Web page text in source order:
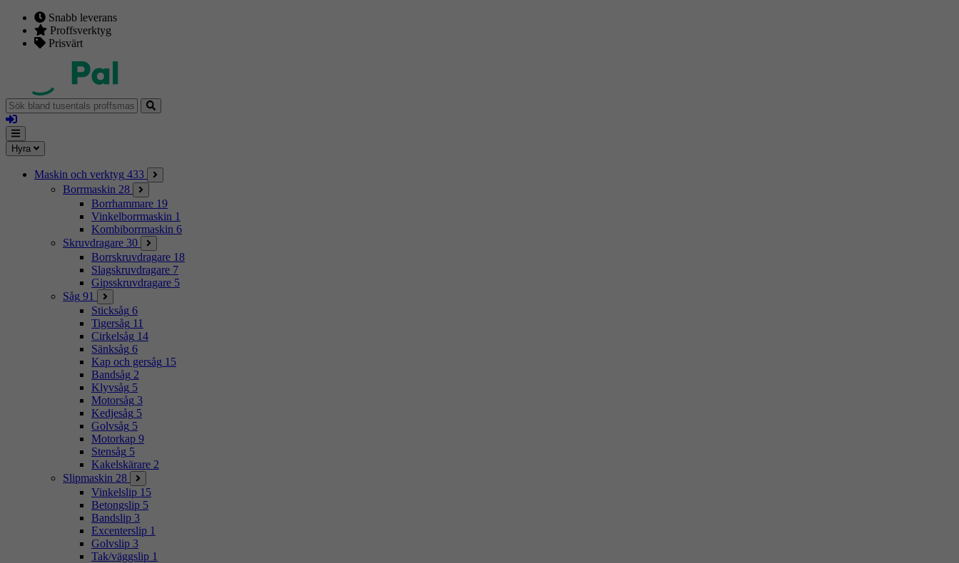
Snabb leverans
Proffsverktyg
Prisvärt
Sök
bland
tusentals
proffsmaskiner
Logga
in
Mina
sidor
Meny
Hyra
Maskin och verktyg 433
Borrmaskin 28
Borrhammare 19
Vinkelborrmaskin 1
Kombiborrmaskin 6
Skruvdragare 30
Borrskruvdragare 18
Slagskruvdragare 7
Gipsskruvdragare 5
Såg 91
Sticksåg 6
Tigersåg 11
Cirkelsåg 14
Sänksåg 6
Kap och gersåg 15
Bandsåg 2
Klyvsåg 5
Motorsåg 3
Kedjesåg 5
Golvsåg 5
Motorkap 9
Stensåg 5
Kakelskärare 2
Slipmaskin 28
Vinkelslip 15
Betongslip 5
Bandslip 3
Excenterslip 1
Golvslip 3
Tak/väggslip 1